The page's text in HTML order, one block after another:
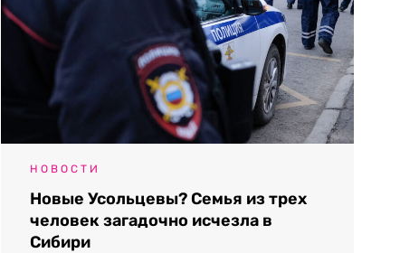
НОВОСТИ
Новые Усольцевы? Семья из трех
человек загадочно исчезла в
Сибири